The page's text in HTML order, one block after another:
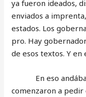
ya fueron ideados,
enviados a
estados. Los
pro. Hay
de esos textos. Y en
En eso
comenzaron a pedir